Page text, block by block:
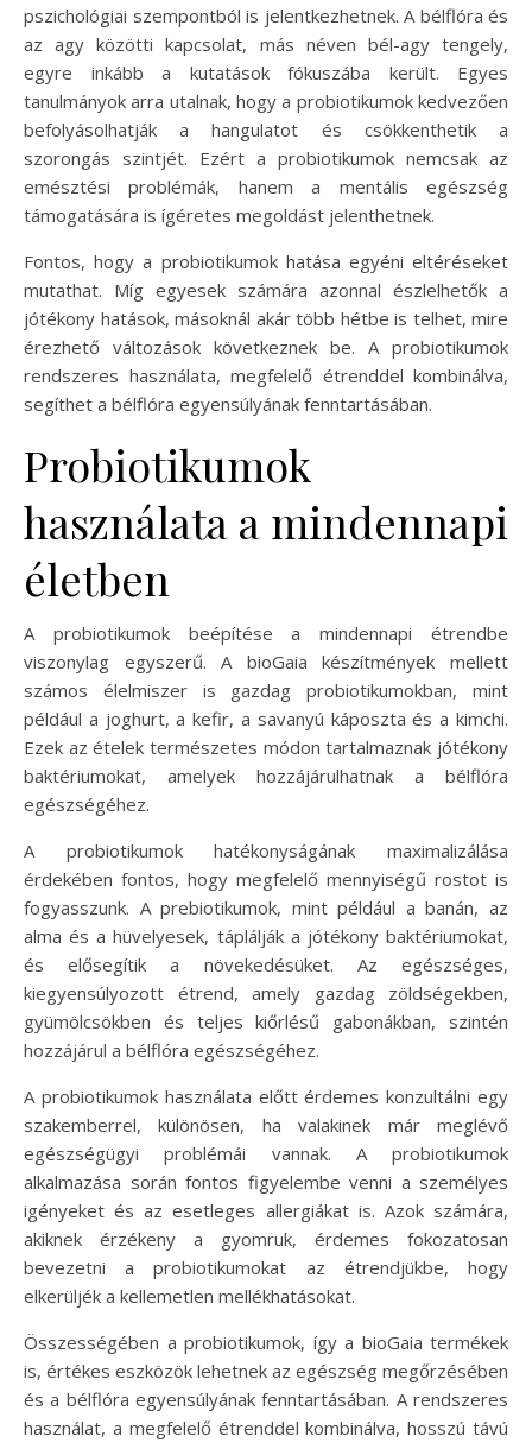
pszichológiai szempontból is jelentkezhetnek. A bélflóra és
az agy közötti kapcsolat, más néven bél-agy tengely,
egyre inkább a kutatások fókuszába került. Egyes
tanulmányok arra utalnak, hogy a probiotikumok kedvezően
befolyásolhatják a hangulatot és csökkenthetik a
szorongás szintjét. Ezért a probiotikumok nemcsak az
emésztési problémák, hanem a mentális egészség
támogatására is ígéretes megoldást jelenthetnek.
Fontos, hogy a probiotikumok hatása egyéni eltéréseket
mutathat. Míg egyesek számára azonnal észlelhetők a
jótékony hatások, másoknál akár több hétbe is telhet, mire
érezhető változások következnek be. A probiotikumok
rendszeres használata, megfelelő étrenddel kombinálva,
segíthet a bélflóra egyensúlyának fenntartásában.
Probiotikumok
használata a mindennapi
életben
A probiotikumok beépítése a mindennapi étrendbe
viszonylag egyszerű. A bioGaia készítmények mellett
számos élelmiszer is gazdag probiotikumokban, mint
például a joghurt, a kefir, a savanyú káposzta és a kimchi.
Ezek az ételek természetes módon tartalmaznak jótékony
baktériumokat, amelyek hozzájárulhatnak a bélflóra
egészségéhez.
A probiotikumok hatékonyságának maximalizálása
érdekében fontos, hogy megfelelő mennyiségű rostot is
fogyasszunk. A prebiotikumok, mint például a banán, az
alma és a hüvelyesek, táplálják a jótékony baktériumokat,
és elősegítik a növekedésüket. Az egészséges,
kiegyensúlyozott étrend, amely gazdag zöldségekben,
gyümölcsökben és teljes kiőrlésű gabonákban, szintén
hozzájárul a bélflóra egészségéhez.
A probiotikumok használata előtt érdemes konzultálni egy
szakemberrel, különösen, ha valakinek már meglévő
egészségügyi problémái vannak. A probiotikumok
alkalmazása során fontos figyelembe venni a személyes
igényeket és az esetleges allergiákat is. Azok számára,
akiknek érzékeny a gyomruk, érdemes fokozatosan
bevezetni a probiotikumokat az étrendjükbe, hogy
elkerüljék a kellemetlen mellékhatásokat.
Összességében a probiotikumok, így a bioGaia termékek
is, értékes eszközök lehetnek az egészség megőrzésében
és a bélflóra egyensúlyának fenntartásában. A rendszeres
használat, a megfelelő étrenddel kombinálva, hosszú távú